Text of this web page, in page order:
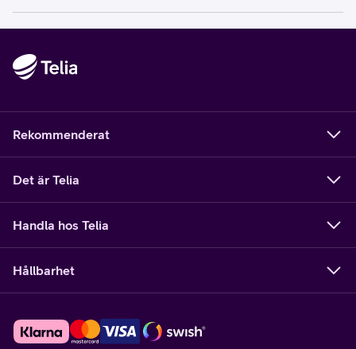
Rekommenderat
Det är Telia
Handla hos Telia
Hållbarhet